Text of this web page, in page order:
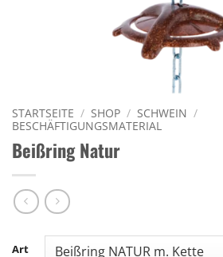
STARTSEITE / SHOP / SCHWEIN /
BESCHÄFTIGUNGSMATERIAL
Beißring Natur
Art